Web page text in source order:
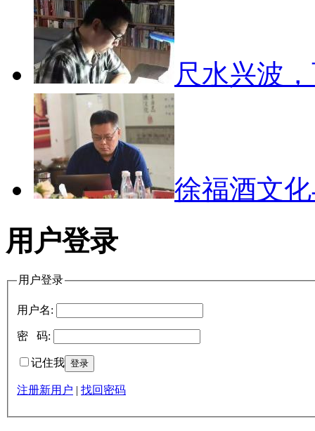
尺水兴波
徐福酒文
用户登录
用户登录
用户名:
密 码:
记住我
注册新用户 | 找回密码